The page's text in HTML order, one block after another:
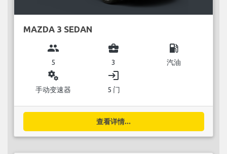
MAZDA 3 SEDAN
group
5
business_center
3
local_gas_station
汽油
miscellaneous_services
手动变速器
login
5 门
查看详情...